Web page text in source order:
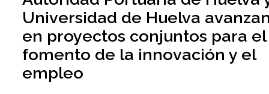
Universidad de Huelva
en proyectos conjuntos para el
fomento de la innovación y el
empleo